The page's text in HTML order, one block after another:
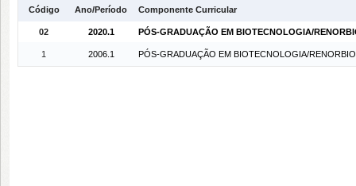
Código Ano/Período Componente Curricular
02 2020.1 PÓS-GRADUAÇÃO EM BIOTECNOLOGIA/
1 2006.1 PÓS-GRADUAÇÃO EM BIOTECNOLOGIA/